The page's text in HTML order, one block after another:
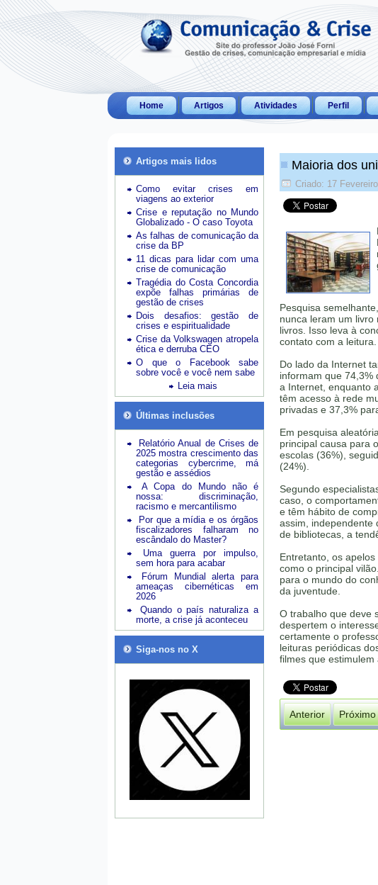
Home Artigos Atividades Perfil
Artigos mais lidos
Como evitar crises em
viagens ao exterior
Crise e reputação no Mundo
Globalizado - O caso Toyota
As falhas de comunicação da
crise da BP
11 dicas para lidar com uma
crise de comunicação
Tragédia do Costa Concordia
expõe falhas primárias de
gestão de crises
Dois desafios: gestão de
crises e espiritualidade
Crise da Volkswagen atropela
ética e derruba CEO
O que o Facebook sabe
sobre você e você nem sabe
Leia mais
Últimas inclusões
Relatório Anual de Crises de
2025 mostra crescimento das
categorias cybercrime, má
gestão e assédios
A Copa do Mundo não é
nossa: discriminação,
racismo e mercantilismo
Por que a mídia e os órgãos
fiscalizadores falharam no
escândalo do Master?
Uma guerra por impulso,
sem hora para acabar
Fórum Mundial alerta para
ameaças cibernéticas em
2026
Quando o país naturaliza a
morte, a crise já aconteceu
Siga-nos no X
Maioria dos
Criado: 17
Pesquisa
nunca leram um
livros. Isso leva à
contato com a
Do lado da Internet
informam que 74,3%
a Internet, enquanto
têm acesso à rede
privadas e 37,3%
Em pesquisa
principal causa para
escolas (36%),
(24%).
Segundo
caso, o
e têm hábito de
assim, independente
de bibliotecas, a
Entretanto, os
como o principal
para o mundo do
da juventude.
O trabalho que deve
despertem o
certamente o
leituras periódicas
filmes que estimulem
Anterior Próximo